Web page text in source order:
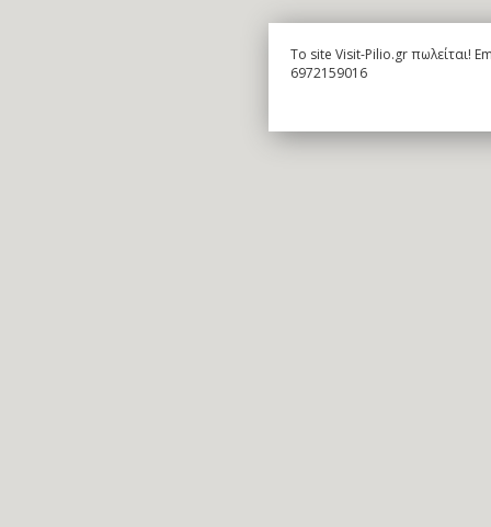
To site Visit-Pilio.gr πωλείται!
6972159016